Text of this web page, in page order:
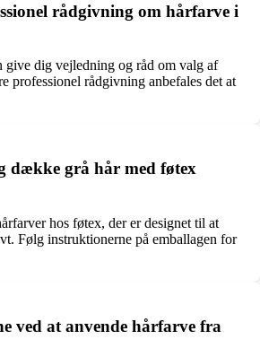
rådgivning om hårfarve i
give dig vejledning og råd om valg af
professionel rådgivning anbefales det at
dække grå hår med føtex
hos føtex, der er designet til at
Følg instruktionerne på emballagen for
ved at anvende hårfarve fra